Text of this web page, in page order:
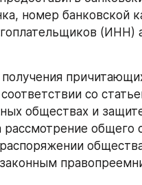
номер банковской
(ИНН)
со
обществах и
рассмотрение общего